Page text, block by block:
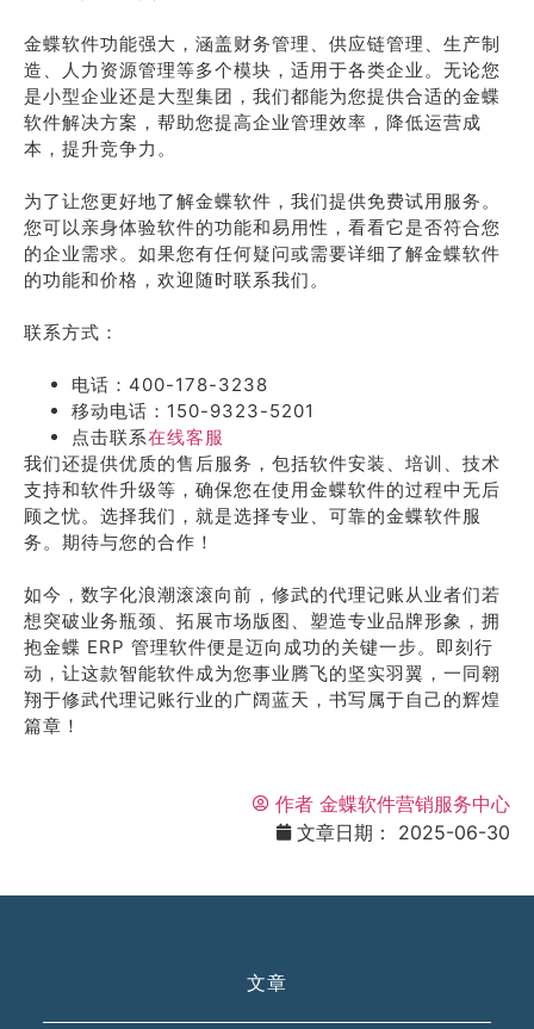
金蝶软件功能强大，涵盖财务管理、供应链管理、生产制
造、人力资源管理等多个模块，适用于各类企业。无论您
是小型企业还是大型集团，我们都能为您提供合适的金蝶
软件解决方案，帮助您提高企业管理效率，降低运营成
本，提升竞争力。
为了让您更好地了解金蝶软件，我们提供免费试用服务。
您可以亲身体验软件的功能和易用性，看看它是否符合您
的企业需求。如果您有任何疑问或需要详细了解金蝶软件
的功能和价格，欢迎随时联系我们。
联系方式：
电话：400-178-3238
移动电话：150-9323-5201
点击联系在线客服
我们还提供优质的售后服务，包括软件安装、培训、技术
支持和软件升级等，确保您在使用金蝶软件的过程中无后
顾之忧。选择我们，就是选择专业、可靠的金蝶软件服
务。期待与您的合作！
如今，数字化浪潮滚滚向前，修武的代理记账从业者们若
想突破业务瓶颈、拓展市场版图、塑造专业品牌形象，拥
抱金蝶 ERP 管理软件便是迈向成功的关键一步。即刻行
动，让这款智能软件成为您事业腾飞的坚实羽翼，一同翱
翔于修武代理记账行业的广阔蓝天，书写属于自己的辉煌
篇章！
作者 金蝶软件营销服务中心
文章日期：
2025-06-30
文章